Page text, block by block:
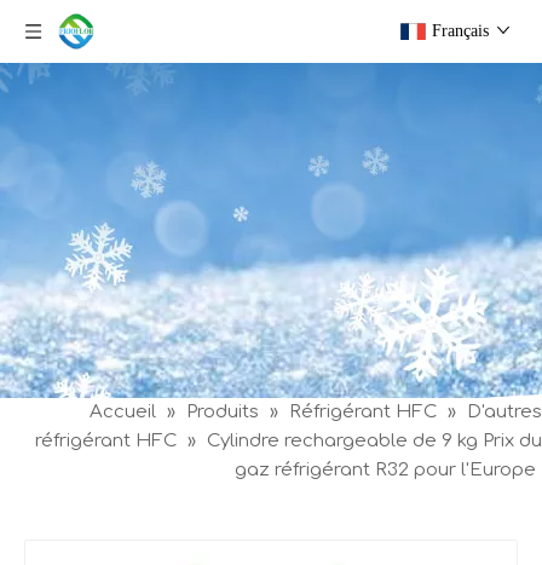
Français
Accueil » Produits » Réfrigérant HFC »
D'autres
réfrigérant HFC » Cylindre rechargeable de 9 kg Prix du
gaz réfrigérant R32 pour l'Europe